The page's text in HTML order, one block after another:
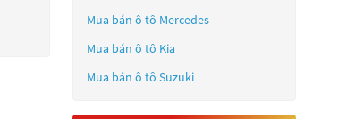
Mua bán ô tô Mercedes
Mua bán ô tô Kia
Mua bán ô tô Suzuki